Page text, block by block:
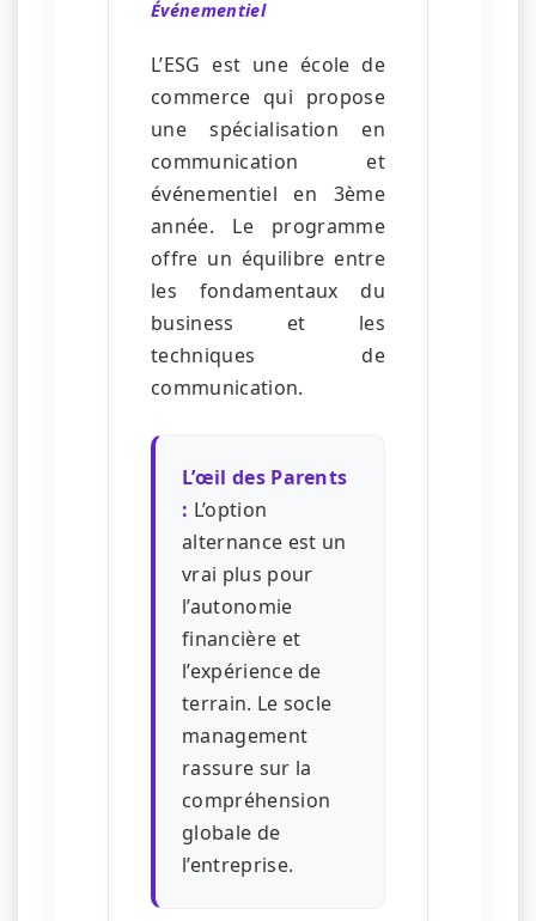
Événementiel
L’ESG est une école de
commerce qui propose
une spécialisation en
communication et
événementiel en 3ème
année. Le programme
offre un équilibre entre
les fondamentaux du
business et les
techniques de
communication.
L’œil des Parents
: L’option
alternance est un
vrai plus pour
l’autonomie
financière et
l’expérience de
terrain. Le socle
management
rassure sur la
compréhension
globale de
l’entreprise.